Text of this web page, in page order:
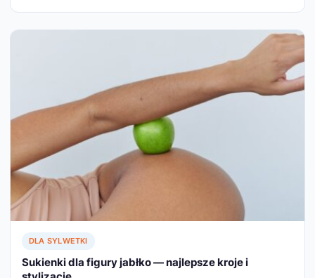
DLA SYLWETKI
Sukienki dla figury jabłko — najlepsze kroje i